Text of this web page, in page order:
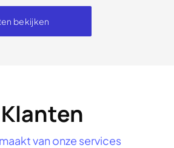
bekijken
van onze services